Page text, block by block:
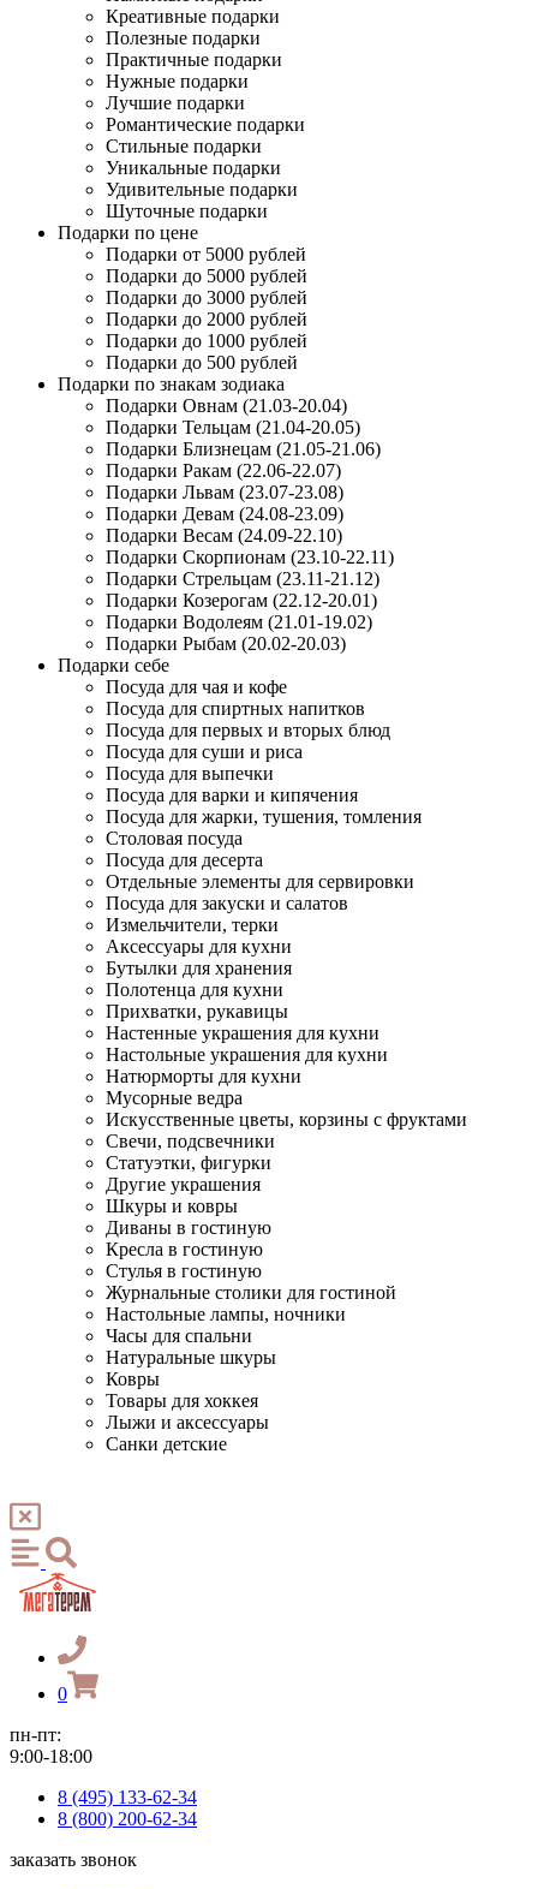
Креативные подарки
Полезные подарки
Практичные подарки
Нужные подарки
Лучшие подарки
Романтические подарки
Стильные подарки
Уникальные подарки
Удивительные подарки
Шуточные подарки
Подарки по цене
Подарки от 5000 рублей
Подарки до 5000 рублей
Подарки до 3000 рублей
Подарки до 2000 рублей
Подарки до 1000 рублей
Подарки до 500 рублей
Подарки по знакам зодиака
Подарки Овнам (21.03-20.04)
Подарки Тельцам (21.04-20.05)
Подарки Близнецам (21.05-21.06)
Подарки Ракам (22.06-22.07)
Подарки Львам (23.07-23.08)
Подарки Девам (24.08-23.09)
Подарки Весам (24.09-22.10)
Подарки Скорпионам (23.10-22.11)
Подарки Стрельцам (23.11-21.12)
Подарки Козерогам (22.12-20.01)
Подарки Водолеям (21.01-19.02)
Подарки Рыбам (20.02-20.03)
Подарки себе
Посуда для чая и кофе
Посуда для спиртных напитков
Посуда для первых и вторых блюд
Посуда для суши и риса
Посуда для выпечки
Посуда для варки и кипячения
Посуда для жарки, тушения, томления
Столовая посуда
Посуда для десерта
Отдельные элементы для сервировки
Посуда для закуски и салатов
Измельчители, терки
Аксессуары для кухни
Бутылки для хранения
Полотенца для кухни
Прихватки, рукавицы
Настенные украшения для кухни
Настольные украшения для кухни
Натюрморты для кухни
Мусорные ведра
Искусственные цветы, корзины с фруктами
Свечи, подсвечники
Статуэтки, фигурки
Другие украшения
Шкуры и ковры
Диваны в гостиную
Кресла в гостиную
Стулья в гостиную
Журнальные столики для гостиной
Настольные лампы, ночники
Часы для спальни
Натуральные шкуры
Ковры
Товары для хоккея
Лыжи и аксессуары
Санки детские
0
пн-пт:
9:00-18:00
8 (495) 133-62-34
8 (800) 200-62-34
заказать звонок